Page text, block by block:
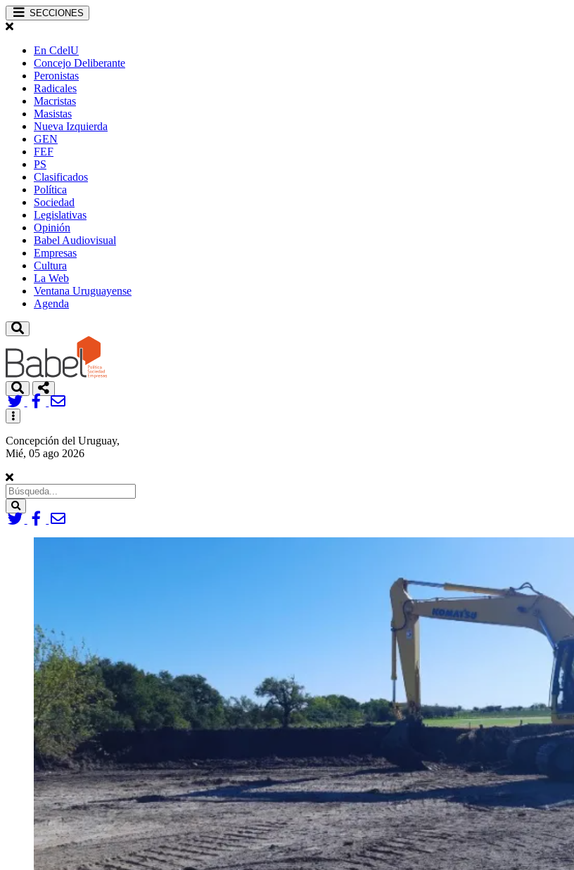
SECCIONES
En CdelU
Concejo Deliberante
Peronistas
Radicales
Macristas
Masistas
Nueva Izquierda
GEN
FEF
PS
Clasificados
Política
Sociedad
Legislativas
Opinión
Babel Audiovisual
Empresas
Cultura
La Web
Ventana Uruguayense
Agenda
Toggle
navigation
Concepción del Uruguay,
Mié, 05 ago 2026
Search